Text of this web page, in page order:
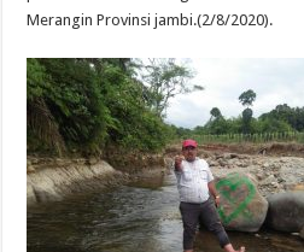
Merangin Provinsi jambi.(2/8/2020).